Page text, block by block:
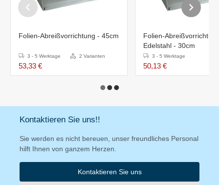
Folien-Abreißvorrichtung - 45cm
3 - 5 Werktage 2 Varianten
53,33 €
Folien-
Edelstahl - 30cm
3 - 5 Werktage
50,13 €
Kontaktieren Sie uns!!
Sie werden es nicht bereuen, unser freundliches Personal
hilft Ihnen von ganzem Herzen.
Kontaktieren Sie uns